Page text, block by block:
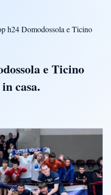
h24 Domodossola e Ticino
e Ticino
casa.